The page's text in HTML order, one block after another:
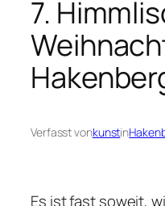
7.
Verfasst vonkunstin
Es ist fast soweit,